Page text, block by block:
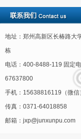
地址：郑州高新区长椿路大
栋
电话：400-8488-119 固定
67637800
手机：15638816119（微信
传真：0371-64018858
邮箱：jxp@junxunpu.com